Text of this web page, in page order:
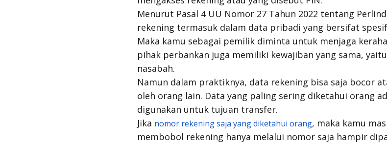
Menurut Pasal 4 UU Nomor 27 Tahun 2022 tentang
rekening termasuk dalam data pribadi yang bersifat
Maka kamu sebagai pemilik diminta untuk menjaga
pihak perbankan juga memiliki kewajiban yang sama,
nasabah.
Namun dalam praktiknya, data rekening bisa saja bocor
oleh orang lain. Data yang paling sering diketahui orang
digunakan untuk tujuan transfer.
Jika nomor rekening saja yang diketahui orang, maka kamu
membobol rekening hanya melalui nomor saja hampir